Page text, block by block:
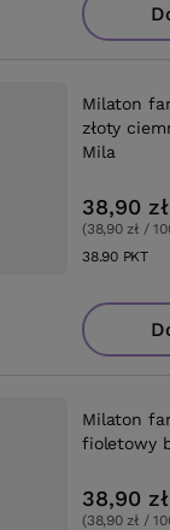
Milaton
złoty
Mila
38,90 zł
(38,90 zł /
38.90PKT
Milaton
fioletowy
38,90 zł
(38,90 zł /